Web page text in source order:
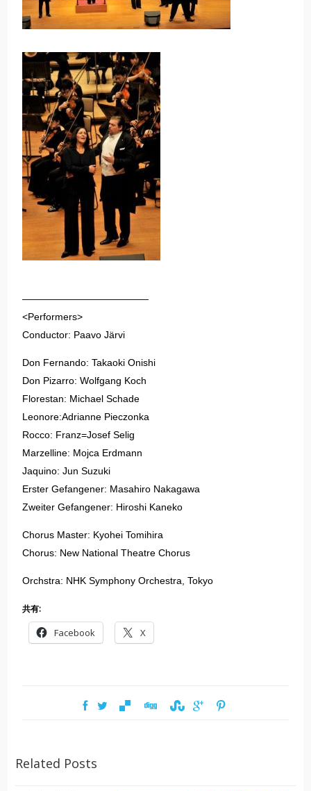
—————————————
<Performers>
Conductor: Paavo Järvi
Don Fernando: Takaoki Onishi
Don Pizarro: Wolfgang Koch
Florestan: Michael Schade
Leonore:Adrianne Pieczonka
Rocco: Franz=Josef Selig
Marzelline: Mojca Erdmann
Jaquino: Jun Suzuki
Erster Gefangener: Masahiro Nakagawa
Zweiter Gefangener: Hiroshi Kaneko
Chorus Master: Kyohei Tomihira
Chorus: New National Theatre Chorus
Orchstra: NHK Symphony Orchestra, Tokyo
共有:
Facebook X
Related Posts